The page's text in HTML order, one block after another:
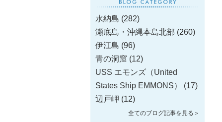
水納島 (282)
瀬底島・沖縄本島北部 (260)
伊江島 (96)
青の洞窟 (12)
USS エモンズ（United
States Ship EMMONS）
(17)
辺戸岬 (12)
全てのブログ記事を見る＞